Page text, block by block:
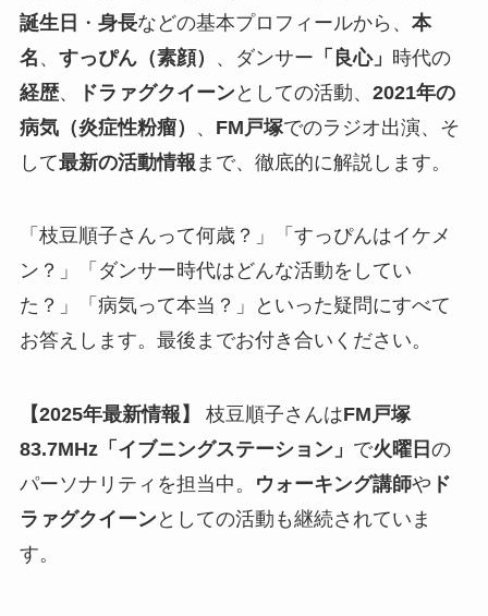
誕生日 ・ 身長などの基本プロフィールから、 本
名 、 すっぴん（素顔） 、ダンサー 「良心」 時代の
経歴、 ドラァグクイーンとしての活動、 2021年の
病気（炎症性粉瘤）
、 FM戸塚でのラジオ出演、そ
して最新の活動情報 まで、徹底的に解説します。
「枝豆順子さんって何歳？」「すっぴんはイケメ
ン？」「ダンサー時代はどんな活動をしてい
た？」「病気って本当？」といった疑問にすべて
お答えします。最後までお付き合いください。
【2025年最新情報】 枝豆順子さんはFM戸塚
83.7MHz「イブニングステーション」 で火曜日 の
パーソナリティを担当中。
ウォーキング講師や ド
ラァグクイーンとしての活動も継続されていま
す。